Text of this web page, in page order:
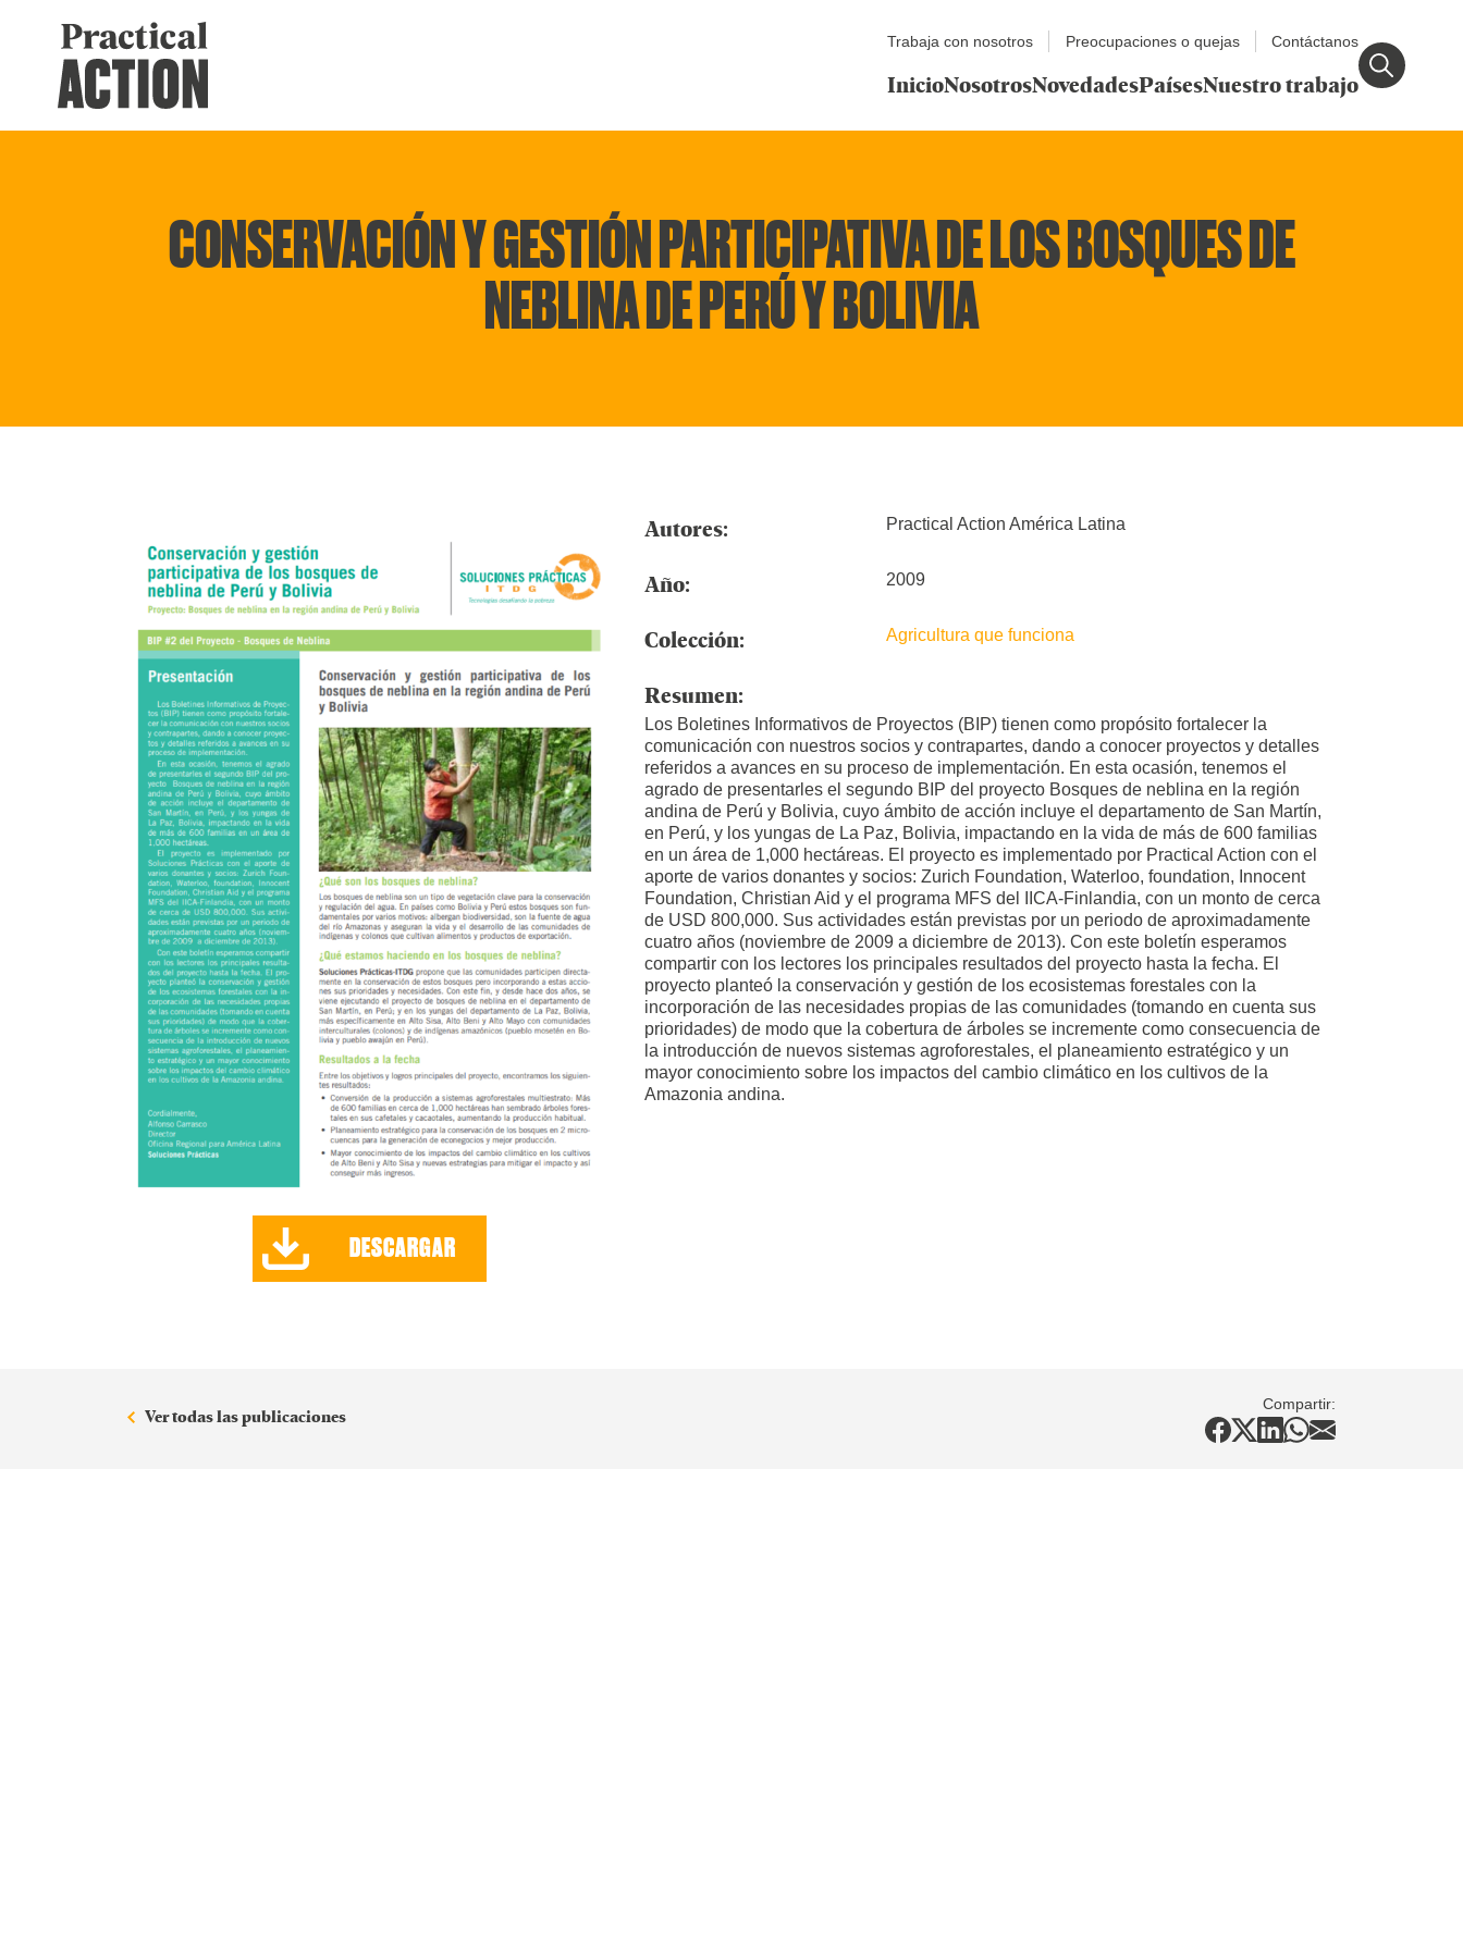
Trabaja con nosotros Preocupaciones o quejas Contáctanos
InicioNosotrosNovedadesPaísesNuestro trabajo
CONSERVACIÓN Y GESTIÓN PARTICIPATIVA DE LOS BOSQUES DE
NEBLINA DE PERÚ Y BOLIVIA
DESCARGAR
Autores: Practical Action América Latina
Año: 2009
Colección: Agricultura que funciona
Resumen:
Los Boletines Informativos de Proyectos (BIP) tienen como propósito fortalecer la
comunicación con nuestros socios y contrapartes, dando a conocer proyectos y detalles
referidos a avances en su proceso de implementación. En esta ocasión, tenemos el
agrado de presentarles el segundo BIP del proyecto Bosques de neblina en la región
andina de Perú y Bolivia, cuyo ámbito de acción incluye el departamento de San Martín,
en Perú, y los yungas de La Paz, Bolivia, impactando en la vida de más de 600 familias
en un área de 1,000 hectáreas. El proyecto es implementado por Practical Action con el
aporte de varios donantes y socios: Zurich Foundation, Waterloo, foundation, Innocent
Foundation, Christian Aid y el programa MFS del IICA-Finlandia, con un monto de cerca
de USD 800,000. Sus actividades están previstas por un periodo de aproximadamente
cuatro años (noviembre de 2009 a diciembre de 2013). Con este boletín esperamos
compartir con los lectores los principales resultados del proyecto hasta la fecha. El
proyecto planteó la conservación y gestión de los ecosistemas forestales con la
incorporación de las necesidades propias de las comunidades (tomando en cuenta sus
prioridades) de modo que la cobertura de árboles se incremente como consecuencia de
la introducción de nuevos sistemas agroforestales, el planeamiento estratégico y un
mayor conocimiento sobre los impactos del cambio climático en los cultivos de la
Amazonia andina.
Ver todas las publicaciones Compartir: